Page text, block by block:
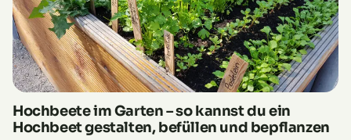
Hochbeete im Garten – so kannst du ein
Hochbeet gestalten, befüllen und bepflanzen